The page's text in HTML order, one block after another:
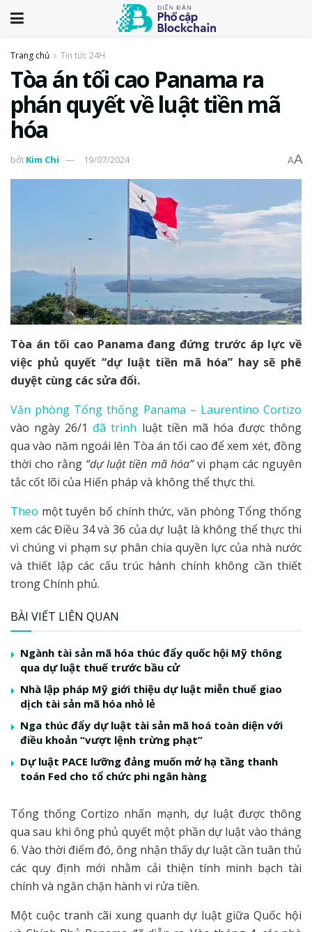
Trang chủ Tin tức 24H
Tòa án tối cao Panama ra
phán quyết về luật tiền mã
hóa
bởi Kim Chi 19/07/2024 AA
Tòa án tối cao Panama đang đứng trước áp lực về
việc phủ quyết “dự luật tiền mã hóa” hay sẽ phê
duyệt cùng các sửa đổi.
Văn phòng Tổng thống Panama – Laurentino Cortizo
vào ngày 26/1 đã trình luật tiền mã hóa được thông
qua vào năm ngoái lên Tòa án tối cao để xem xét, đồng
thời cho rằng “dự luật tiền mã hóa”vi phạm các nguyên
tắc cốt lõi của Hiến pháp và không thể thực thi.
Theo một tuyên bố chính thức, văn phòng Tổng thống
xem các Điều 34 và 36 của dự luật là không thể thực thi
vì chúng vi phạm sự phân chia quyền lực của nhà nước
và thiết lập các cấu trúc hành chính không cần thiết
trong Chính phủ.
BÀI VIẾT LIÊN QUAN
Ngành tài sản mã hóa thúc đẩy quốc hội Mỹ thông
qua dự luật thuế trước bầu cử
Nhà lập pháp Mỹ giới thiệu dự luật miễn thuế giao
dịch tài sản mã hóa nhỏ lẻ
Nga thúc đẩy dự luật tài sản mã hoá toàn diện với
điều khoản “vượt lệnh trừng phạt”
Dự luật PACE lưỡng đảng muốn mở hạ tầng thanh
toán Fed cho tổ chức phi ngân hàng
Tổng thống Cortizo nhấn mạnh, dự luật được thông
qua sau khi ông phủ quyết một phần dự luật vào tháng
6. Vào thời điểm đó, ông nhận thấy dự luật cần tuân thủ
các quy định mới nhằm cải thiện tính minh bạch tài
chính và ngăn chặn hành vi rửa tiền.
Một cuộc tranh cãi xung quanh dự luật giữa Quốc hội